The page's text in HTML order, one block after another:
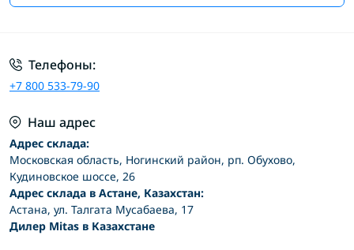
Телефоны:
+7 800 533-79-90
Наш адрес
Адрес склада:
Московская область, Ногинский район, рп. Обухово,
Кудиновское шоссе, 26
Адрес склада в Астане, Казахстан:
Астана, ул. Талгата Мусабаева, 17
Дилер Mitas в Казахстане